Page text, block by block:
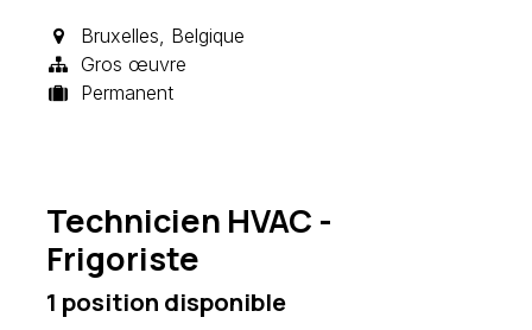
Bruxelles, Belgique
Gros œuvre
Permanent
Technicien HVAC -
Frigoriste
1 position disponible